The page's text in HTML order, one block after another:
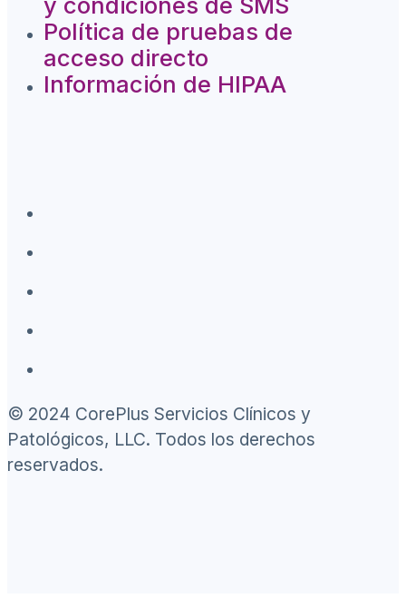
Política de pruebas de
acceso directo
Información de HIPAA
© 2024 CorePlus Servicios Clínicos y
Patológicos, LLC. Todos los derechos
reservados.